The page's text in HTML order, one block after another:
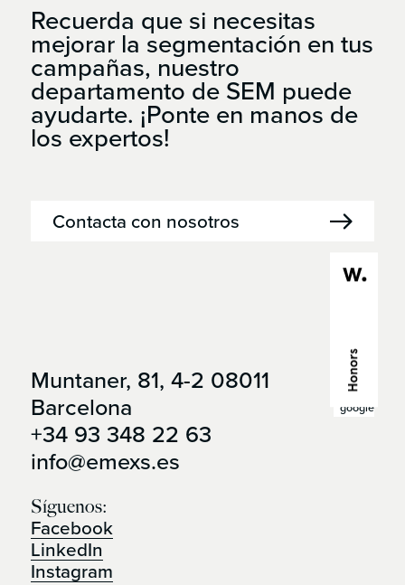
Recuerda que si necesitas
mejorar la segmentación en tus
campañas, nuestro
departamento de SEM puede
ayudarte. ¡Ponte en manos de
los expertos!
Contacta con nosotros
Muntaner, 81, 4-2 08011
Barcelona
Ábrelo en
google maps
+34 93 348 22 63
info@emexs.es
Síguenos:
Facebook
LinkedIn
Instagram